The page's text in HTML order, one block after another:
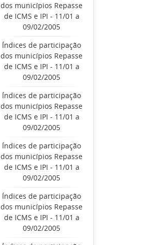
dos municípios Repasse
de ICMS e IPI - 11/01 a
09/02/2005
Índices de participação
dos municípios Repasse
de ICMS e IPI - 11/01 a
09/02/2005
Índices de participação
dos municípios Repasse
de ICMS e IPI - 11/01 a
09/02/2005
Índices de participação
dos municípios Repasse
de ICMS e IPI - 11/01 a
09/02/2005
Índices de participação
dos municípios Repasse
de ICMS e IPI - 11/01 a
09/02/2005